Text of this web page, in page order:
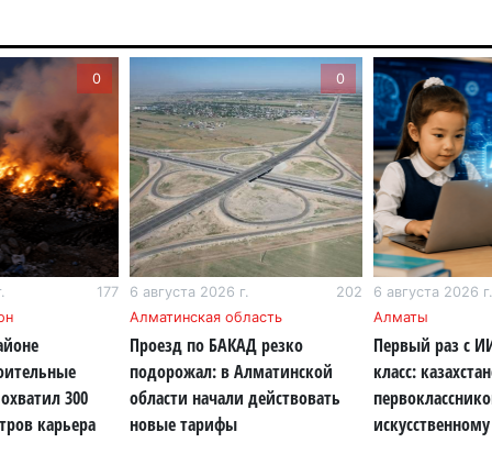
6
6
6
0
177
300
карьера
0
6 августа 2026 г.
202
Алматинская область
Проезд по БАКАД резко
подорожал: в Алматинской
области начали действовать
новые тарифы
6 августа 2026 г.
Алматы
Первый раз с
класс: